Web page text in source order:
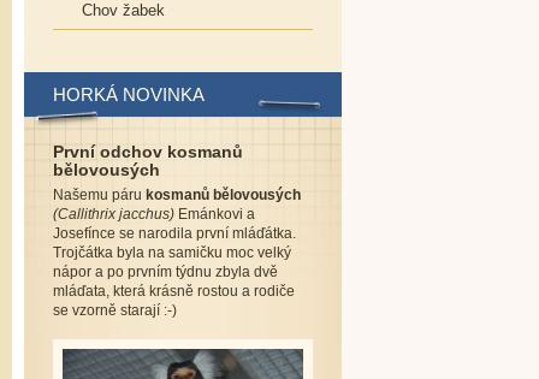
Chov žabek
HORKÁ NOVINKA
První odchov kosmanů
bělovousých
Našemu páru kosmanů bělovousých
(Callithrix jacchus) Emánkovi a
Josefínce se narodila první mláďátka.
Trojčátka byla na samičku moc velký
nápor a po prvním týdnu zbyla dvě
mláďata, která krásně rostou a rodiče
se vzorně starají :-)